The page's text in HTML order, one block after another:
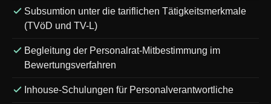
Subsumtion unter die tariflichen Tätigkeitsmerkmale
(TVöD und TV-L)
Begleitung der Personalrat-Mitbestimmung im
Bewertungsverfahren
Inhouse-Schulungen für Personalverantwortliche